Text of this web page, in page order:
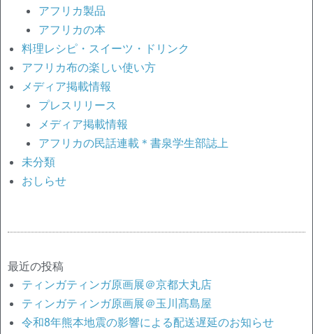
アフリカ製品
アフリカの本
料理レシピ・スイーツ・ドリンク
アフリカ布の楽しい使い方
メディア掲載情報
プレスリリース
メディア掲載情報
アフリカの民話連載＊書泉学生部誌上
未分類
おしらせ
最近の投稿
ティンガティンガ原画展＠京都大丸店
ティンガティンガ原画展＠玉川髙島屋
令和8年熊本地震の影響による配送遅延のお知らせ